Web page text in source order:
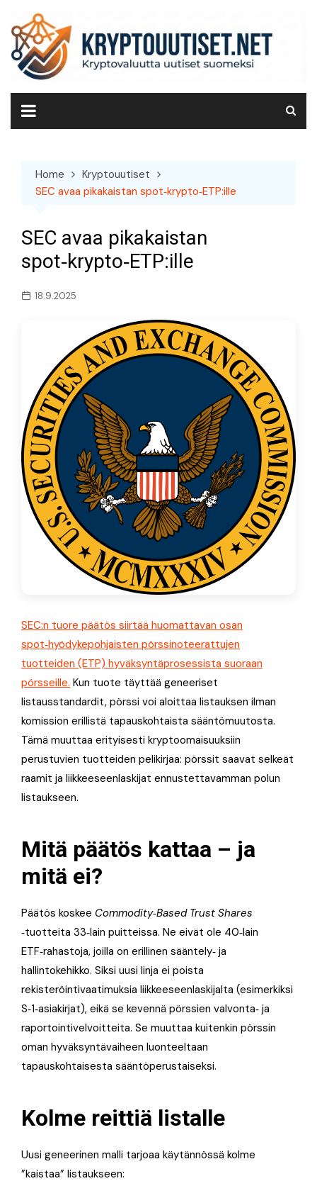
content
Home
Kryptouutiset
SEC avaa pikakaistan spot‑krypto‑ETP:ille
SEC avaa pikakaistan
spot‑krypto‑ETP:ille
18.9.2025
SEC:n tuore päätös siirtää huomattavan osan
spot‑hyödykepohjaisten pörssinoteerattujen
tuotteiden (ETP) hyväksyntäprosessista suoraan
pörsseille. Kun tuote täyttää geneeriset
listausstandardit, pörssi voi aloittaa listauksen ilman
komission erillistä tapauskohtaista sääntömuutosta.
Tämä muuttaa erityisesti kryptoomaisuuksiin
perustuvien tuotteiden pelikirjaa: pörssit saavat selkeät
raamit ja liikkeeseenlaskijat ennustettavamman polun
listaukseen.
Mitä päätös kattaa – ja
mitä ei?
Päätös koskee Commodity‑Based Trust Shares
‑tuotteita 33‑lain puitteissa. Ne eivät ole 40‑lain
ETF‑rahastoja, joilla on erillinen sääntely‑ ja
hallintokehikko. Siksi uusi linja ei poista
rekisteröintivaatimuksia liikkeeseenlaskijalta (esimerkiksi
S‑1‑asiakirjat), eikä se kevennä pörssien valvonta‑ ja
raportointivelvoitteita. Se muuttaa kuitenkin pörssin
oman hyväksyntävaiheen luonteeltaan
tapauskohtaisesta sääntöperustaiseksi.
Kolme reittiä listalle
Uusi geneerinen malli tarjoaa käytännössä kolme
”kaistaa” listaukseen: